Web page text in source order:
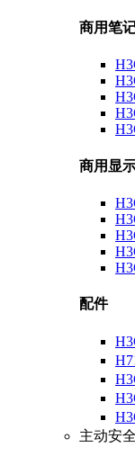
商用笔
商用显
配件
主动安全